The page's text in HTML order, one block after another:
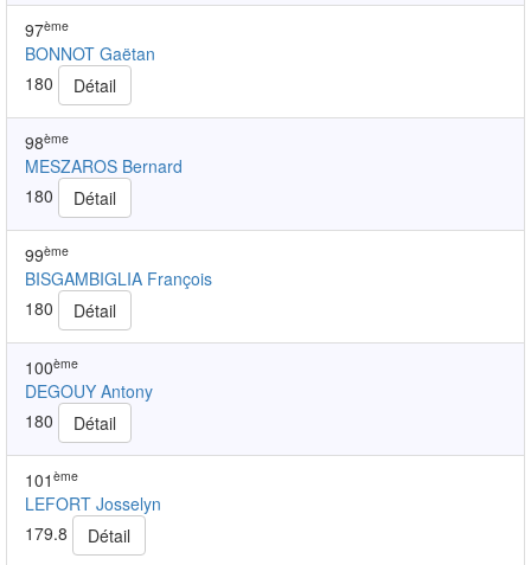
97ème
BONNOT Gaëtan
180
Détail
98ème
MESZAROS Bernard
180
Détail
99ème
BISGAMBIGLIA François
180
Détail
100ème
DEGOUY Antony
180
Détail
101 ème
LEFORT Josselyn
179.8
Détail